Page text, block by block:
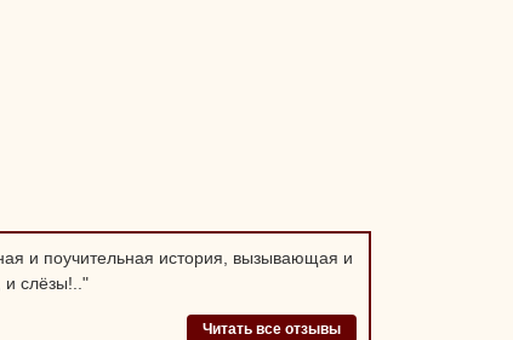
и поучительная история, вызывающая и
и слёзы!.."
Читать все отзывы